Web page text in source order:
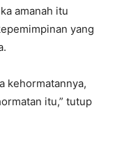
amanah itu
yang
kehormatannya,
itu,” tutup